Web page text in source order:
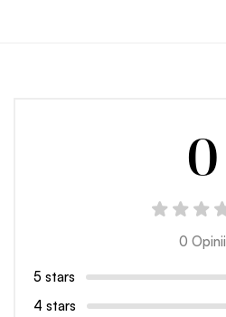
0
0 Opinii
5 stars
4 stars